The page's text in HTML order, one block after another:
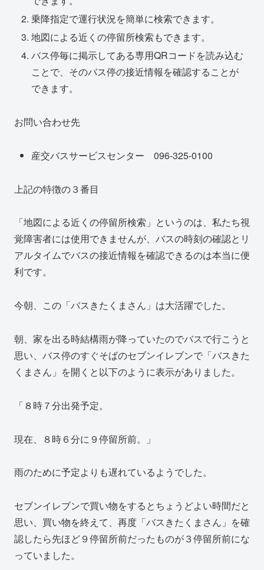
乗降指定で運行状況を簡単に検索できます。
地図による近くの停留所検索もできます。
バス停毎に掲示してある専用QRコードを読み込む
ことで、そのバス停の接近情報を確認することが
できます。
お問い合わせ先
産交バスサービスセンター 096-325-0100
上記の特徴の３番目
「地図による近くの停留所検索」というのは、私たち視
覚障害者には使用できませんが、バスの時刻の確認とリ
アルタイムでバスの接近情報を確認できるのは本当に便
利です。
今朝、この「バスきたくまさん」は大活躍でした。
朝、家を出る時結構雨が降っていたのでバスで行こうと
思い、バス停のすぐそばのセブンイレブンで「バスきた
くまさん」を開くと以下のように表示がありました。
「８時７分出発予定。
現在、８時６分に９停留所前。」
雨のために予定よりも遅れているようでした。
セブンイレブンで買い物をするとちょうどよい時間だと
思い、買い物を終えて、再度「バスきたくまさん」を確
認したら先ほど９停留所前だったものが３停留所前にな
っていました。